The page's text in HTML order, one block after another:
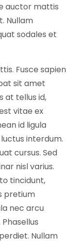
auctor mattis
Nullam
sodales et
Fusce sapien
sit amet
at tellus id,
vitae ex
id ligula
interdum.
cursus. Sed
nisl varius.
tincidunt,
pretium
nec arcu
Nullam